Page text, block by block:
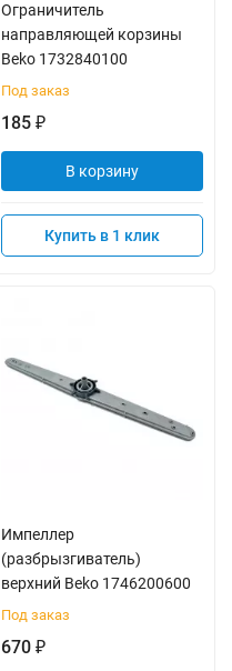
Ограничитель
направляющей корзины
Beko 1732840100
Под заказ
185 ₽
В корзину
Купить в 1 клик
Импеллер
(разбрызгиватель)
верхний Beko 1746200600
Под заказ
670 ₽